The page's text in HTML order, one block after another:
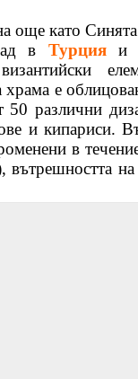
още като
в
Турцияи е
е
различни
и кипариси.
в
на